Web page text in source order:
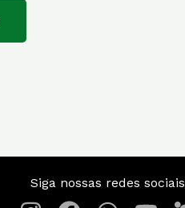
Siga nossas redes sociais